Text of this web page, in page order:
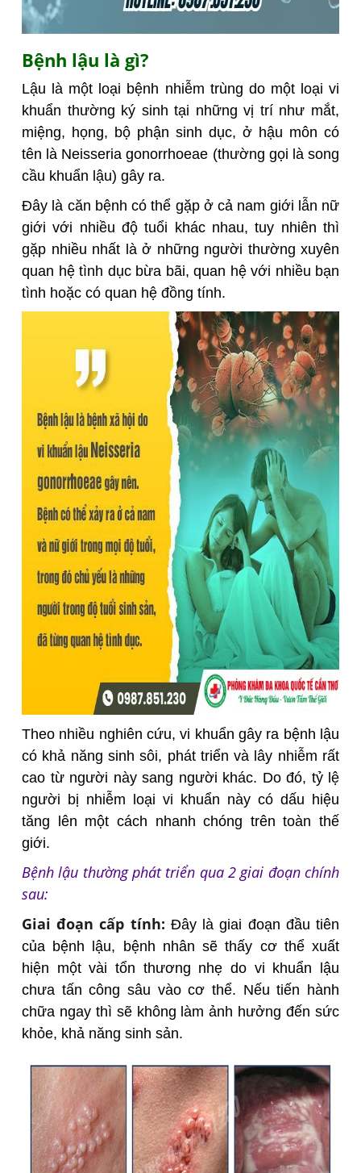
Bệnh lậu là gì?
Lậu là một loại bệnh nhiễm trùng do một loại vi
khuẩn thường ký sinh tại những vị trí như mắt,
miệng, họng, bộ phận sinh dục, ở hậu môn có
tên là Neisseria gonorrhoeae (thường gọi là song
cầu khuẩn lậu) gây ra.
Đây là căn bệnh có thể gặp ở cả nam giới lẫn nữ
giới với nhiều độ tuổi khác nhau, tuy nhiên thì
gặp nhiều nhất là ở những người thường xuyên
quan hệ tình dục bừa bãi, quan hệ với nhiều bạn
tình hoặc có quan hệ đồng tính.
Theo nhiều nghiên cứu, vi khuẩn gây ra bệnh lậu
có khả năng sinh sôi, phát triển và lây nhiễm rất
cao từ người này sang người khác. Do đó, tỷ lệ
người bị nhiễm loại vi khuẩn này có dấu hiệu
tăng lên một cách nhanh chóng trên toàn thế
giới.
Bệnh lậu thường phát triển qua 2 giai đoạn chính
sau:
Giai đoạn cấp tính: Đây là giai đoạn đầu tiên
của bệnh lậu, bệnh nhân sẽ thấy cơ thể xuất
hiện một vài tổn thương nhẹ do vi khuẩn lậu
chưa tấn công sâu vào cơ thể. Nếu tiến hành
chữa ngay thì sẽ không làm ảnh hưởng đến sức
khỏe, khả năng sinh sản.